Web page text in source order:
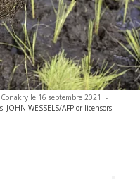
le 16 septembre 2021 -
JOHN WESSELS/AFP or licensors